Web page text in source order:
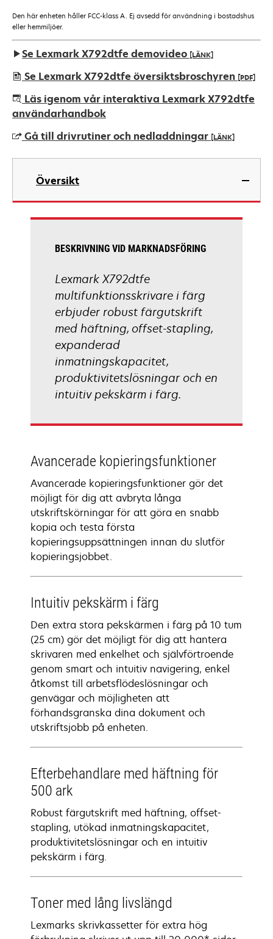
Den här enheten håller FCC-klass A. Ej avsedd för användning i bostadshus
eller hemmiljöer.
Se Lexmark X792dtfe demovideo [LÄNK]
Se Lexmark X792dtfe översiktsbroschyren [PDF]
opens
in
new
tab
Läs igenom vår interaktiva Lexmark X792dtfe
användarhandbok
Gå till drivrutiner och nedladdningar [LÄNK]
opens
new
Översikt
BESKRIVNING VID MARKNADSFÖRING
Lexmark X792dtfe
multifunktionsskrivare i färg
erbjuder robust färgutskrift
med häftning, offset-stapling,
expanderad
inmatningskapacitet,
produktivitetslösningar och en
intuitiv pekskärm i färg.
Avancerade kopieringsfunktioner
Avancerade kopieringsfunktioner gör det
möjligt för dig att avbryta långa
utskriftskörningar för att göra en snabb
kopia och testa första
kopieringsuppsättningen innan du slutför
kopieringsjobbet.
Intuitiv pekskärm i färg
Den extra stora pekskärmen i färg på 10 tum
(25 cm) gör det möjligt för dig att hantera
skrivaren med enkelhet och självförtroende
genom smart och intuitiv navigering, enkel
åtkomst till arbetsflödeslösningar och
genvägar och möjligheten att
förhandsgranska dina dokument och
utskriftsjobb på enheten.
Efterbehandlare med häftning för
500 ark
Robust färgutskrift med häftning, offset-
stapling, utökad inmatningskapacitet,
produktivitetslösningar och en intuitiv
pekskärm i färg.
Toner med lång livslängd
Lexmarks skrivkassetter för extra hög